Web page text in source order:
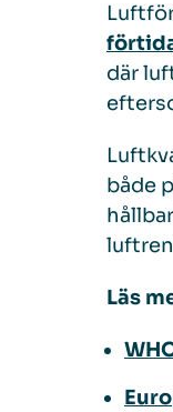
där
både
Läs